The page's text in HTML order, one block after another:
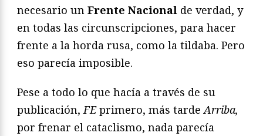
necesario un Frente Nacional de verdad, y
en todas las circunscripciones, para hacer
frente a la horda rusa, como la tildaba. Pero
eso parecía imposible.
Pese a todo lo que hacía a través de su
publicación, FEprimero, más tarde Arriba,
por frenar el cataclismo, nada parecía